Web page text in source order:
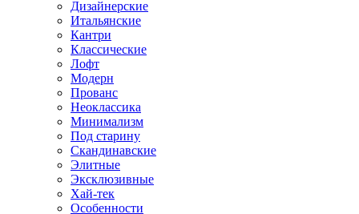
Дизайнерские
Итальянские
Кантри
Классические
Лофт
Модерн
Прованс
Неоклассика
Минимализм
Под старину
Скандинавские
Элитные
Эксклюзивные
Хай-тек
Особенности